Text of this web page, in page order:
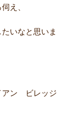
え、
いなと思いま
アン ビレッジ